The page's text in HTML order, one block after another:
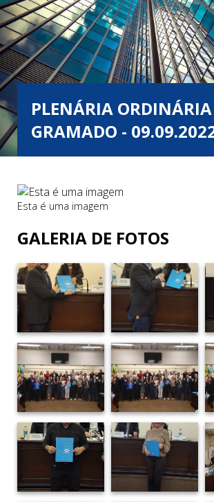
PLENÁRIA
GRAMADO -
Esta é uma imagem
GALERIA DE FOTOS